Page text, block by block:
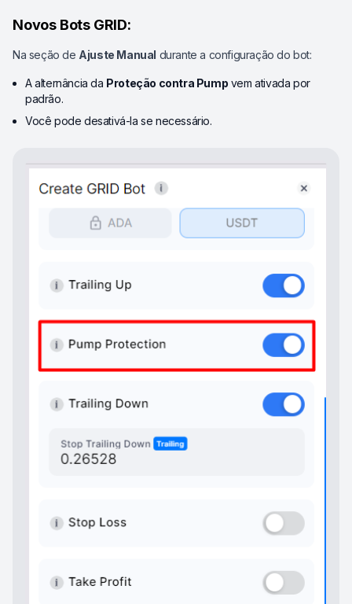
Novos Bots GRID:
Na seção de Ajuste Manual durante a configuração do bot:
A alternância da Proteção contra Pump vem ativada por
padrão.
Você pode desativá-la se necessário.